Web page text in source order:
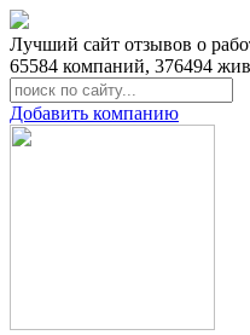
Лучший сайт отзывов о
65584 компаний, 376494
Добавить компанию